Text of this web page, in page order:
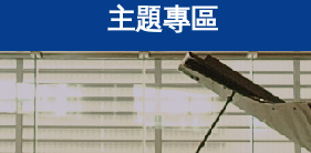
主題專區